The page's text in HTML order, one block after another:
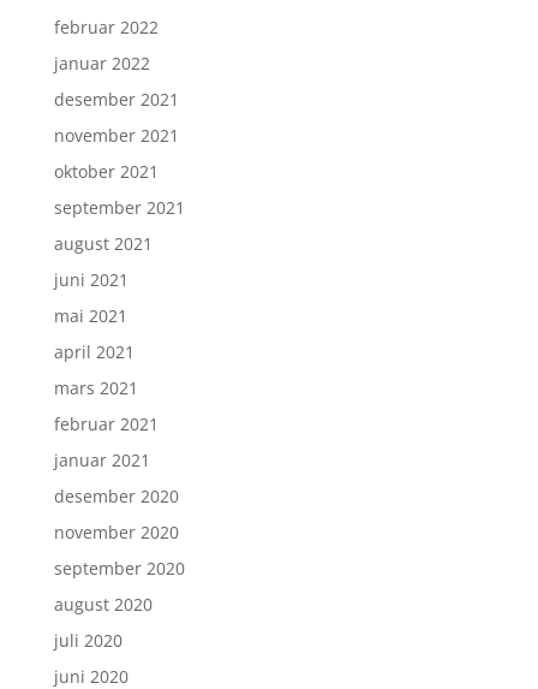
februar 2022
januar 2022
desember 2021
november 2021
oktober 2021
september 2021
august 2021
juni 2021
mai 2021
april 2021
mars 2021
februar 2021
januar 2021
desember 2020
november 2020
september 2020
august 2020
juli 2020
juni 2020